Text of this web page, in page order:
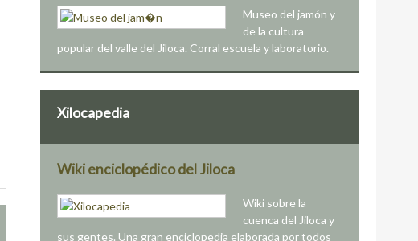
Museo del jamón y
de la cultura
popular del valle del Jiloca. Corral escuela y laboratorio.
Xilocapedia
Wiki enciclopédico del Jiloca
Wiki sobre la
cuenca del Jiloca y
sus gentes. Una gran enciclopedia elaborada por todos